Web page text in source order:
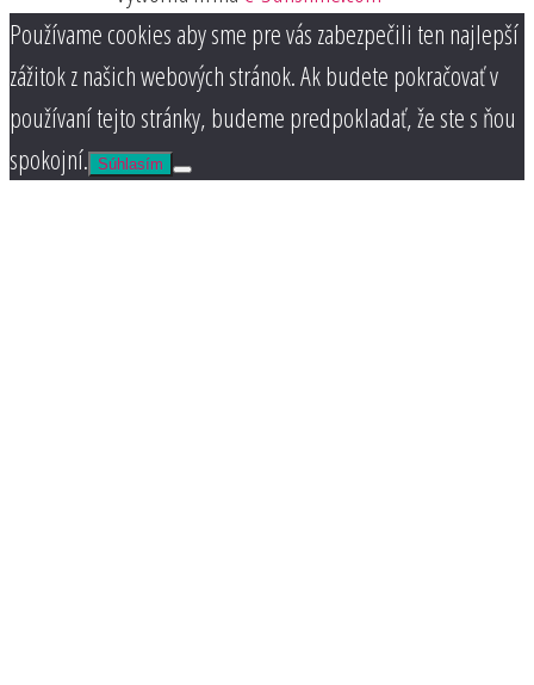
Používame cookies aby sme pre vás zabezpečili ten najlepší
zážitok z našich webových stránok. Ak budete pokračovať v
používaní tejto stránky, budeme predpokladať, že ste s ňou
spokojní. Súhlasím